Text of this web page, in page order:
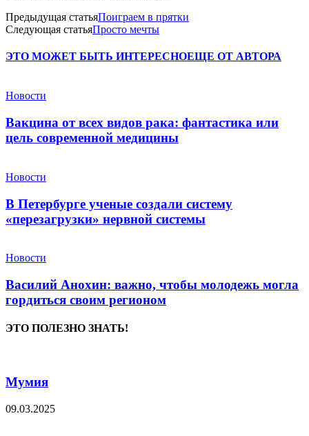
Предыдущая статьяПоиграем в прятки
Следующая статьяПросто мечты
ЭТО МОЖЕТ БЫТЬ ИНТЕРЕСНОЕЩЕ ОТ АВТОРА
Новости
Вакцина от всех видов рака: фантастика или
цель современной медицины
Новости
В Петербурге ученые создали систему
«перезагрузки» нервной системы
Новости
Василий Анохин: важно, чтобы молодежь могла
гордиться своим регионом
ЭТО ПОЛЕЗНО ЗНАТЬ!
Мумия
09.03.2025